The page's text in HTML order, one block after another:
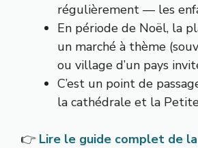
régulièrement — les
En période de Noël, la
un marché à thème
ou village d’un pays
C’est un point de
la cathédrale et la
👉 Lire le guide complet de